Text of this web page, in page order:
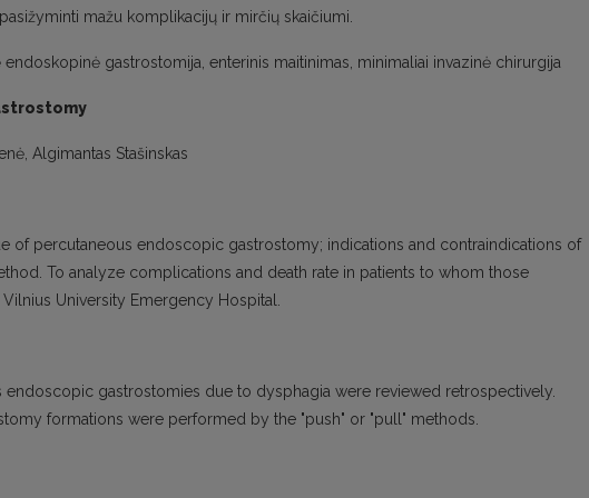
mažu komplikacijų ir mirčių skaičiumi.
endoskopinė gastrostomija, enterinis maitinimas, minimaliai invazinė chirurgija
Algimantas Stašinskas
of percutaneous endoscopic gastrostomy; indications and contraindications of
To analyze complications and death rate in patients to whom those
University Emergency Hospital.
gastrostomies due to dysphagia were reviewed retrospectively.
formations were performed by the "push" or "pull" methods.